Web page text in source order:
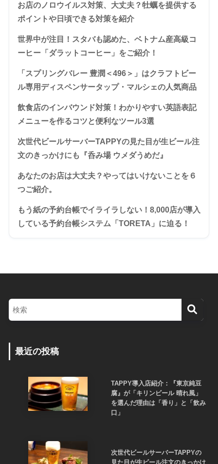
お店のノロウイルス対策、大丈夫？牡蠣を提供する
ポイントや日頃できる対策を紹介
世界中が注目！スタバも認めた、ベトナム産高級コ
ーヒー「ダラットコーヒー」をご紹介！
「スプリングバレー 豊潤＜496＞」はクラフトビー
ル専用ディスペンサータップ・マルシェの人気商品
飲食店のインバウンド対策！わかりやすい英語表記
メニューを作るコツと便利なツール3選
次世代ビールサーバーTAPPYの見た目が生ビール注
文のきっかけにも『呑み場 ウメダうめだ』
あなたのお店は大丈夫？やってはいけないことを６
つご紹介。
もう紙の予約台帳でイライラしない！8,000店が導入
している予約台帳システム「TORETA」に迫る！
最近の投稿
TAPPY導入店紹介：『東京純豆
腐』が「キリンビール 晴れ風」
を選んだ理由は「香り」と「飲み
口」
次世代ビールサーバーTAPPYの
見た目が生ビール注文のきっかけ